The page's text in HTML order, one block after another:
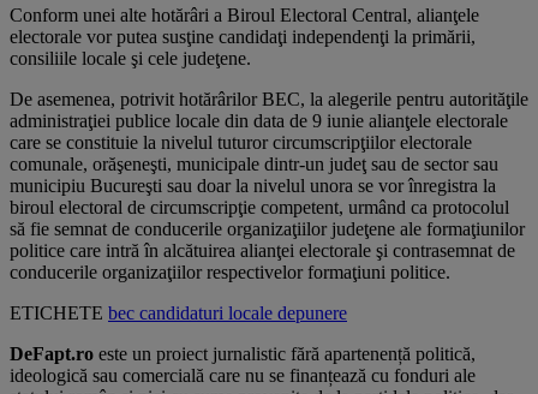
Conform unei alte hotărâri a Biroul Electoral Central, alianţele
electorale vor putea susţine candidaţi independenţi la primării,
consiliile locale şi cele judeţene.
De asemenea, potrivit hotărârilor BEC, la alegerile pentru autorităţile
administraţiei publice locale din data de 9 iunie alianţele electorale
care se constituie la nivelul tuturor circumscripţiilor electorale
comunale, orăşeneşti, municipale dintr-un judeţ sau de sector sau
municipiu Bucureşti sau doar la nivelul unora se vor înregistra la
biroul electoral de circumscripţie competent, urmând ca protocolul
să fie semnat de conducerile organizaţiilor judeţene ale formaţiunilor
politice care intră în alcătuirea alianţei electorale şi contrasemnat de
conducerile organizaţiilor respectivelor formaţiuni politice.
ETICHETE bec candidaturi locale depunere
DeFapt.ro este un proiect jurnalistic fără apartenență politică,
ideologică sau comercială care nu se finanțează cu fonduri ale